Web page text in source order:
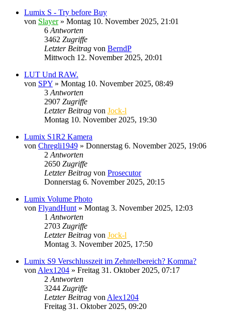
Lumix S - Try before Buy
von Slayer» Montag 10. November 2025, 21:01
6 Antworten
3462 Zugriffe
Letzter Beitrag von BerndP
Mittwoch 12. November 2025, 20:01
LUT Und RAW.
von SPY » Montag 10. November 2025, 08:49
3 Antworten
2907 Zugriffe
Letzter Beitrag von Jock-l
Montag 10. November 2025, 19:30
Lumix S1R2 Kamera
von Chregli1949 » Donnerstag 6. November 2025, 19:06
2 Antworten
2650 Zugriffe
Letzter Beitrag von Prosecutor
Donnerstag 6. November 2025, 20:15
Lumix Volume Photo
von FlyandHunt » Montag 3. November 2025, 12:03
1 Antworten
2703 Zugriffe
Letzter Beitrag von Jock-l
Montag 3. November 2025, 17:50
Lumix S9 Verschlusszeit im Zehntelbereich? Komma?
von Alex1204 » Freitag 31. Oktober 2025, 07:17
2 Antworten
3244 Zugriffe
Letzter Beitrag von Alex1204
Freitag 31. Oktober 2025, 09:20